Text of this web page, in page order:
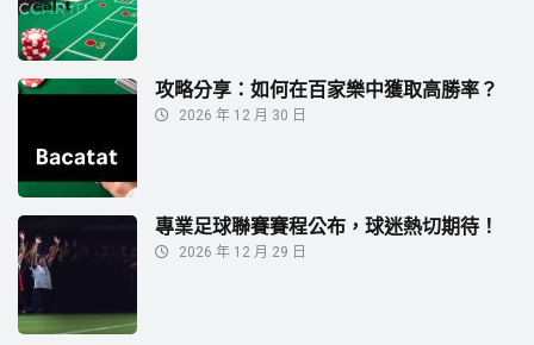
攻略分享：如何在百家樂中獲取高勝率？
2026 年 12 月 30 日
專業足球聯賽賽程公布，球迷熱切期待！
2026 年 12 月 29 日